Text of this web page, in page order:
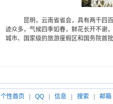
昆明，云南省省会，具有两千四
迹众多，气候四季如春，鲜花长开不谢
城市、国家级的旅游度假区和国务院首
个性首页 QQ 信息 搜索 邮箱